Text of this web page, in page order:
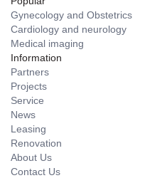
Gynecology and Obstetrics
Cardiology and neurology
Medical imaging
Information
Partners
Projects
Service
News
Leasing
Renovation
About Us
Contact Us